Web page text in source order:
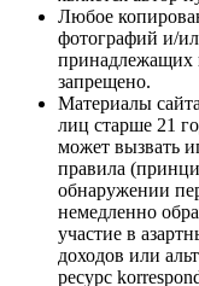
Любое
фотографий и/
принадлежащих
запрещено.
Материалы
лиц старше 21
может вызвать
правила
обнаружении
немедленно
участие в
доходов или
ресурс